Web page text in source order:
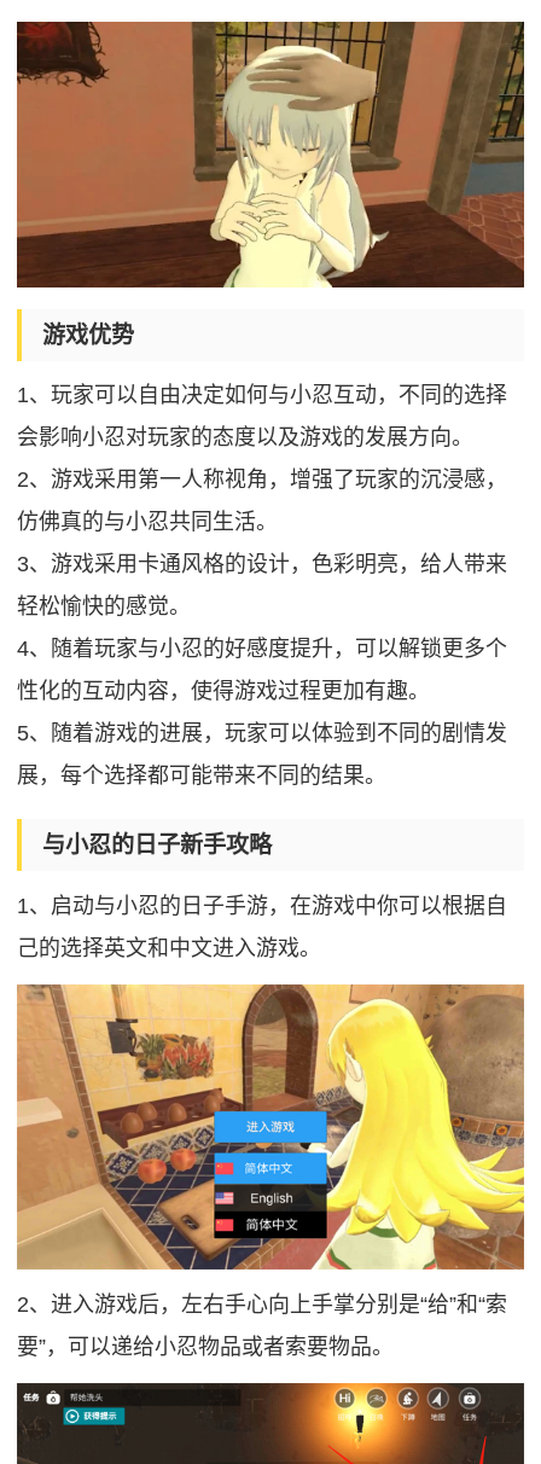
游戏优势
1、玩家可以自由决定如何与小忍互动，不同的选择
会影响小忍对玩家的态度以及游戏的发展方向。
2、游戏采用第一人称视角，增强了玩家的沉浸感，
仿佛真的与小忍共同生活。
3、游戏采用卡通风格的设计，色彩明亮，给人带来
轻松愉快的感觉。
4、随着玩家与小忍的好感度提升，可以解锁更多个
性化的互动内容，使得游戏过程更加有趣。
5、随着游戏的进展，玩家可以体验到不同的剧情发
展，每个选择都可能带来不同的结果。
与小忍的日子新手攻略
1、启动与小忍的日子手游，在游戏中你可以根据自
己的选择英文和中文进入游戏。
2、进入游戏后，左右手心向上手掌分别是“给”和“索
要”，可以递给小忍物品或者索要物品。